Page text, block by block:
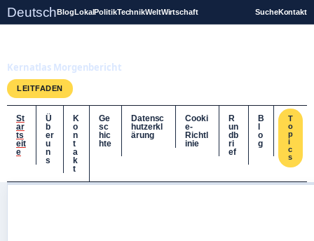
DeutschBlogLokalPolitikTechnikWeltWirtschaft SucheKontakt
Kernatlas Morgenbericht
LEITFADEN
St
ar
ts
eit
e
Ü
b
er
u
n
s
K
o
n
t
a
k
t
Ge
sc
hic
hte
Datensc
hutzerkl
ärung
Cooki
e-
Richtl
inie
R
un
db
ri
ef
B
o
g
T
o
p
i
c
s